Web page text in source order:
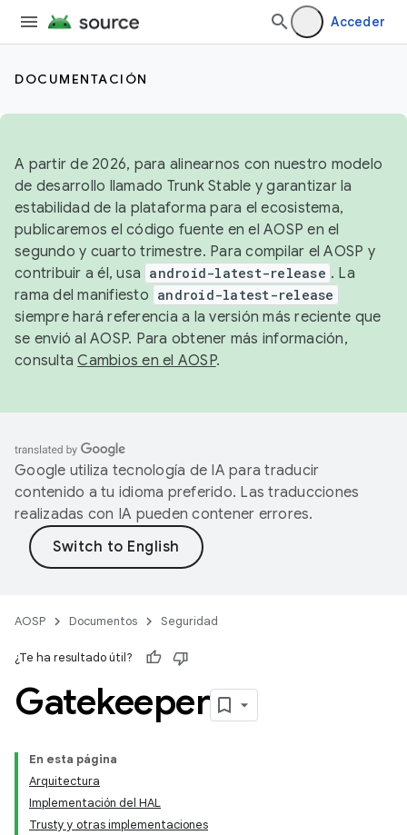
Acceder
DOCUMENTACIÓN
A partir de 2026, para alinearnos con nuestro modelo
de desarrollo llamado Trunk Stable y garantizar la
estabilidad de la plataforma para el ecosistema,
publicaremos el código fuente en el AOSP en el
segundo y cuarto trimestre. Para compilar el AOSP y
contribuir a él, usa android-latest-release . La
rama del manifiesto android-latest-release
siempre hará referencia a la versión más reciente que
se envió al AOSP. Para obtener más información,
consultaCambios en el AOSP.
Google utiliza tecnología de IA para traducir
contenido a tu idioma preferido. Las traducciones
realizadas con IA pueden contener errores.
AOSP Documentos Seguridad
¿Te ha resultado útil?
Gatekeeper
En esta página
Arquitectura
Implementación del HAL
Trusty y otras implementaciones